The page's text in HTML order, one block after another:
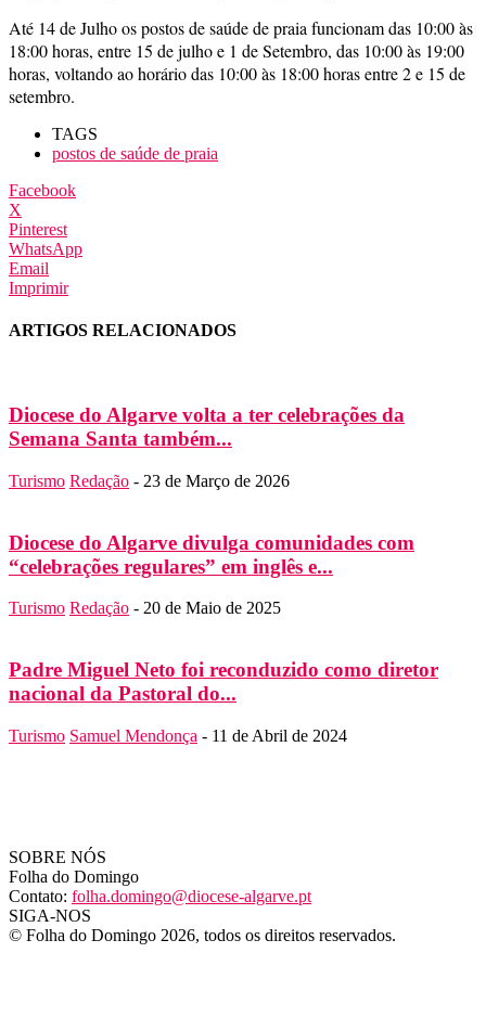
Até 14 de Julho os postos de saúde de praia funcionam das 10:00 às
18:00 horas, entre 15 de julho e 1 de Setembro, das 10:00 às 19:00
horas, voltando ao horário das 10:00 às 18:00 horas entre 2 e 15 de
setembro.
TAGS
postos de saúde de praia
Facebook
X
Pinterest
WhatsApp
Email
Imprimir
ARTIGOS RELACIONADOS
Diocese do Algarve volta a ter celebrações da
Semana Santa também...
Turismo Redação - 23 de Março de 2026
Diocese do Algarve divulga comunidades com
“celebrações regulares” em inglês e...
Turismo Redação - 20 de Maio de 2025
Padre Miguel Neto foi reconduzido como diretor
nacional da Pastoral do...
Turismo Samuel Mendonça - 11 de Abril de 2024
SOBRE NÓS
Folha do Domingo
Contato: folha.domingo@diocese-algarve.pt
SIGA-NOS
© Folha do Domingo 2026, todos os direitos reservados.